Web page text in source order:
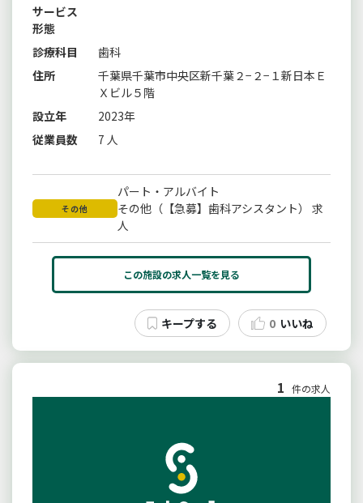
サービス
形態
診療科目
歯科
住所
千葉県千葉市中央区新千葉２−２−１新日本Ｅ
Ｘビル５階
設立年
2023年
従業員数
7 人
その他
パート・アルバイト
その他（【急募】歯科アシスタント） 求
人
この施設の求人一覧を見る
0 いいね
1 件の求人